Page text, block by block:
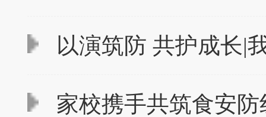
以演筑防 共护成长|
家校携手共筑食安防